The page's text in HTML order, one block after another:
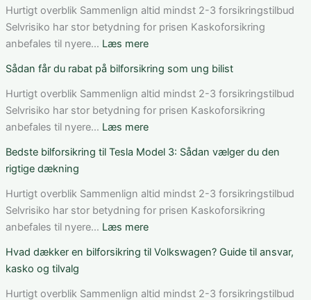
elbil
i
Danmark:
vurderer
du
pris,
dækning
vilkår
Hurtigt overblik Sammenlign altid mindst 2-3 forsikringstilbud
Selvrisiko har stor betydning for prisen Kaskoforsikring
anbefales til nyere… Læs mere:
fungerer
bilforsikring
til
Mercedes
Klasse:
pris
og
valg
den
løsning
Sådan får du rabat på bilforsikring som ung bilist
Hurtigt overblik Sammenlign altid mindst 2-3 forsikringstilbud
Selvrisiko har stor betydning for prisen Kaskoforsikring
anbefales til nyere… Læs mere:
får
rabat
på
bilforsikring
ung
Bedste bilforsikring til Tesla Model 3: Sådan vælger du den
rigtige dækning
Hurtigt overblik Sammenlign altid mindst 2-3 forsikringstilbud
Selvrisiko har stor betydning for prisen Kaskoforsikring
anbefales til nyere… Læs mere:
bilforsikring
Tesla
Hvad dækker en bilforsikring til Volkswagen? Guide til ansvar,
kasko og tilvalg
Hurtigt overblik Sammenlign altid mindst 2-3 forsikringstilbud